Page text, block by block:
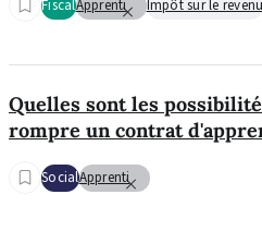
FiscalApprenti Impôt sur le revenu
Quelles sont les
rompre un contrat
SocialApprenti